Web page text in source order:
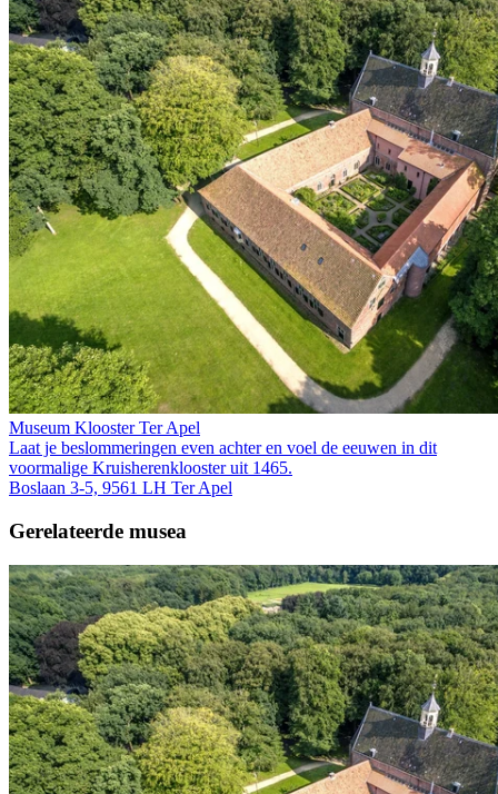
Museum Klooster Ter Apel
Laat je beslommeringen even achter en voel de eeuwen in dit
voormalige Kruis­heren­klooster uit 1465.
Boslaan 3-5, 9561 LH Ter Apel
Gerelateerde musea